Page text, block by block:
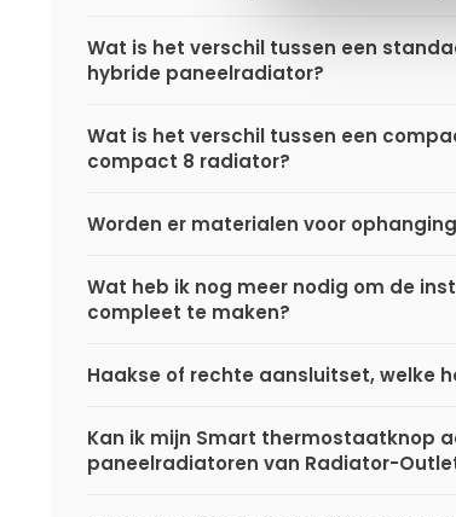
Wat is het verschil tussen een
hybride paneelradiator?
Wat is het verschil tussen een
compact 8 radiator?
Worden er materialen voor
Wat heb ik nog meer nodig om de
compleet te maken?
Haakse of rechte aansluitset, welke
Kan ik mijn Smart thermostaatknop
paneelradiatoren van Radiator-